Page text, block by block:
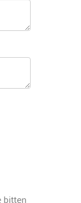
bitten